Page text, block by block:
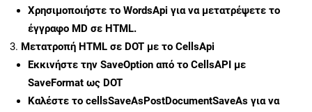
Χρησιμοποιήστε το WordsApi για να μετατρέψετε το
έγγραφο MD σε HTML.
Μετατροπή HTML σε DOT με το CellsApi
Εκκινήστε την SaveOption από το CellsAPI με
SaveFormat ως DOT
Καλέστε το cellsSaveAsPostDocumentSaveAs για να